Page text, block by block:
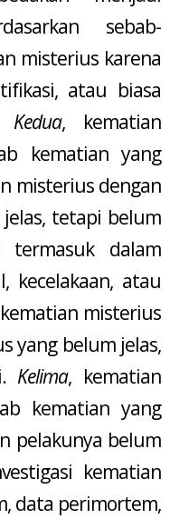
sebab-
misterius karena
atau biasa
Kedua, kematian
kematian yang
misterius dengan
tetapi belum
termasuk dalam
kecelakaan, atau
misterius
yang belum jelas,
Kelima, kematian
kematian yang
pelakunya belum
kematian
data perimortem,